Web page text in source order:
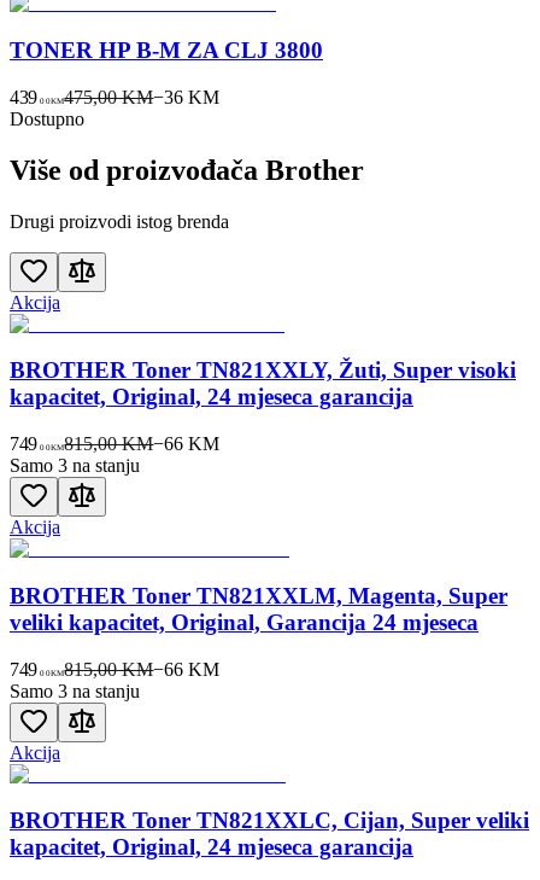
TONER HP B-M ZA CLJ 3800
439 00KM475,00 KM−36 KM
Dostupno
Više od proizvođača Brother
Drugi proizvodi istog brenda
Akcija
BROTHER Toner TN821XXLY, Žuti, Super visoki
kapacitet, Original, 24 mjeseca garancija
749 00KM815,00 KM−66 KM
Samo 3 na stanju
Akcija
BROTHER Toner TN821XXLM, Magenta, Super
veliki kapacitet, Original, Garancija 24 mjeseca
749 00KM815,00 KM−66 KM
Samo 3 na stanju
Akcija
BROTHER Toner TN821XXLC, Cijan, Super veliki
kapacitet, Original, 24 mjeseca garancija